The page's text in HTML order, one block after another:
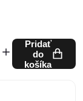
Pridať
do
košíka